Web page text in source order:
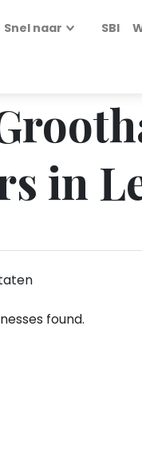
Snel naar SBI
in
found.